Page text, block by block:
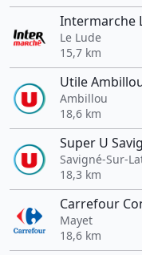
Intermarche
Le Lude
15,7 km
Utile
Ambillou
18,6 km
Super U
Savigné-Sur-
18,3 km
Carrefour
Mayet
18,6 km